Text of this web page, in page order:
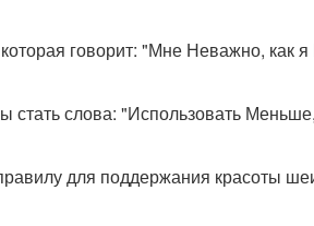
говорит: "Мне Неважно, как
слова: "Использовать
для поддержания красоты